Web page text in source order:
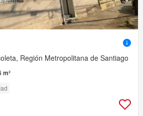
Región Metropolitana de Santiago
m²